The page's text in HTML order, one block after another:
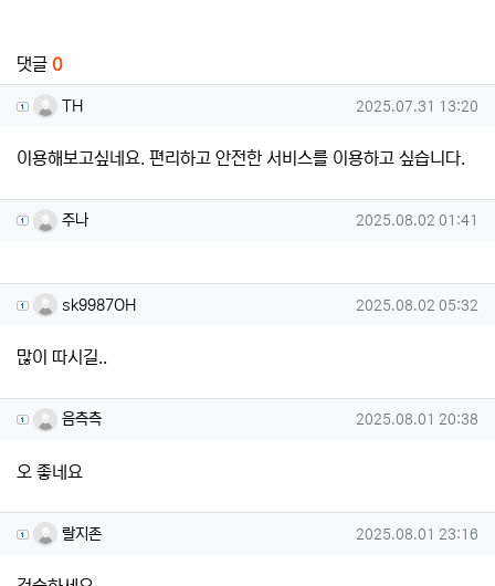
댓글 0
TH님의 댓글
TH 작성일
2025.07.31 13:20
이용해보고싶네요. 편리하고 안전한 서비스를 이용하고 싶습니다.
주나님의 댓글
주나 작성일
2025.08.02 01:41
sk9987OH님의 댓글
sk9987OH 작성일
2025.08.02 05:32
많이 따시길..
음측측님의 댓글
음측측 작성일
2025.08.01 20:38
오 좋네요
랄지존님의 댓글
랄지존 작성일
2025.08.01 23:16